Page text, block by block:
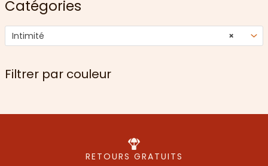
Catégories
×
Intimité
Filtrer par couleur
RETOURS GRATUITS